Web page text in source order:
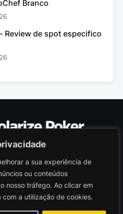
a sua experiência de
ou conteúdos
nosso tráfego. Ao clicar em
a utilização de cookies.
Branco
Review de spot especifico
Limited, Malta
registada sob n.º C103402
Polarize Poker